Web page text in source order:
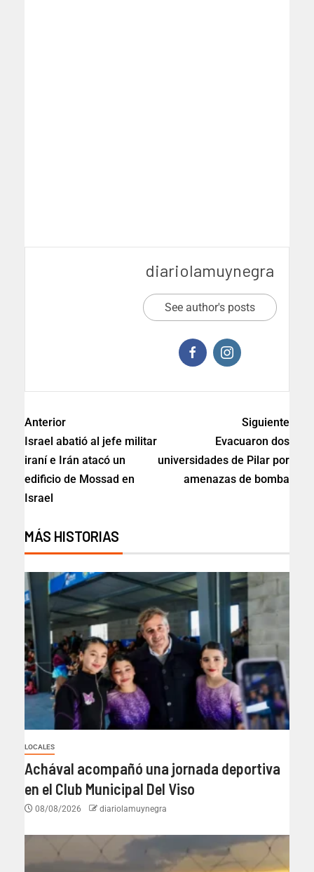
diariolamuynegra
See author's posts
Anterior
Israel abatió al jefe militar
iraní e Irán atacó un
edificio de Mossad en
Israel
Siguiente
Evacuaron dos
universidades de Pilar por
amenazas de bomba
MÁS HISTORIAS
LOCALES
Achával acompañó una jornada deportiva
en el Club Municipal Del Viso
08/08/2026 diariolamuynegra